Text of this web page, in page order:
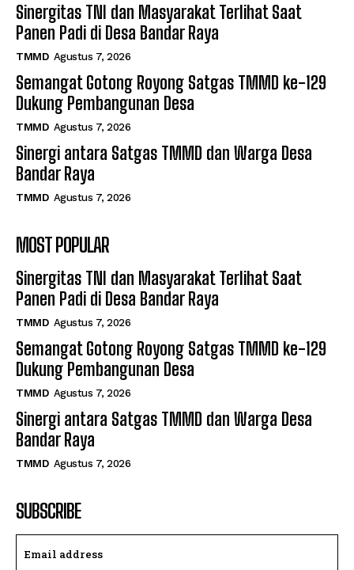
Sinergitas TNI dan Masyarakat Terlihat Saat
Panen Padi di Desa Bandar Raya
TMMD Agustus 7, 2026
Semangat Gotong Royong Satgas TMMD ke-129
Dukung Pembangunan Desa
TMMD Agustus 7, 2026
Sinergi antara Satgas TMMD dan Warga Desa
Bandar Raya
TMMD Agustus 7, 2026
MOST POPULAR
Sinergitas TNI dan Masyarakat Terlihat Saat
Panen Padi di Desa Bandar Raya
TMMD Agustus 7, 2026
Semangat Gotong Royong Satgas TMMD ke-129
Dukung Pembangunan Desa
TMMD Agustus 7, 2026
Sinergi antara Satgas TMMD dan Warga Desa
Bandar Raya
TMMD Agustus 7, 2026
SUBSCRIBE